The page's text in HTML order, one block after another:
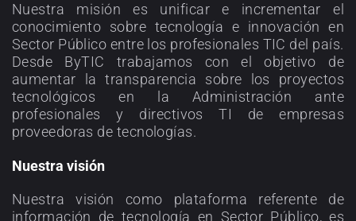
Nuestra misión es unificar e incrementar el
conocimiento sobre tecnología e innovación en
Sector Público entre los profesionales TIC del país.
Desde ByTIC trabajamos con el objetivo de
aumentar la transparencia sobre los proyectos
tecnológicos en la Administración ante
profesionales y directivos TI de empresas
proveedoras de tecnologías.
Nuestra visión
Nuestra visión como plataforma referente de
información de tecnología en Sector Público, es